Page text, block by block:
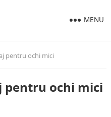
MENU
pentru ochi mici
pentru ochi mici